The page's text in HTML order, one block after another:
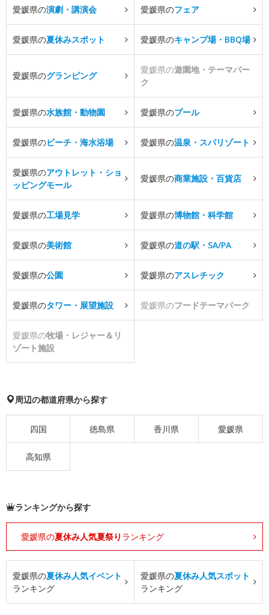
愛媛県の演劇・講演会 愛媛県のフェア
愛媛県の夏休みスポット 愛媛県のキャンプ場・BBQ場
愛媛県のグランピング
愛媛県の遊園地・テーマパー
ク
愛媛県の水族館・動物園 愛媛県のプール
愛媛県のビーチ・海水浴場 愛媛県の温泉・スパリゾート
愛媛県のアウトレット・ショ
ッピングモール
愛媛県の商業施設・百貨店
愛媛県の工場見学 愛媛県の博物館・科学館
愛媛県の美術館 愛媛県の道の駅・SA/PA
愛媛県の公園 愛媛県のアスレチック
愛媛県のタワー・展望施設 愛媛県のフードテーマパーク
愛媛県の牧場・レジャー＆リ
ゾート施設
周辺の都道府県から探す
四国 徳島県 香川県 愛媛県
高知県
ランキングから探す
愛媛県の夏休み人気夏祭り ランキング
愛媛県の夏休み人気イベント
ランキング
愛媛県の夏休み人気スポット
ランキング